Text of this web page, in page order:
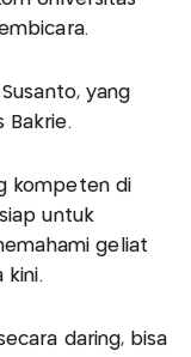
yang
Bakrie.
kompeten di
untuk
geliat
kini.
daring, bisa